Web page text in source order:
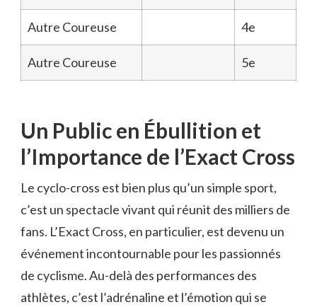
Autre Coureuse 4e
Autre Coureuse 5e
Un Public en Ébullition et
l’Importance de l’Exact Cross
Le cyclo-cross est bien plus qu’un simple sport,
c’est un spectacle vivant qui réunit des milliers de
fans. L’Exact Cross, en particulier, est devenu un
événement incontournable pour les passionnés
de cyclisme. Au-delà des performances des
athlètes, c’est l’adrénaline et l’émotion qui se